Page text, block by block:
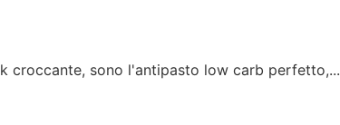
croccante, sono l'antipasto low carb perfetto,...